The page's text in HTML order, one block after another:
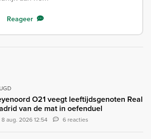
Reageer
O21 veegt leeftijdsgenoten Real
van de mat in oefenduel
8 aug. 2026 12:54 6 reacties